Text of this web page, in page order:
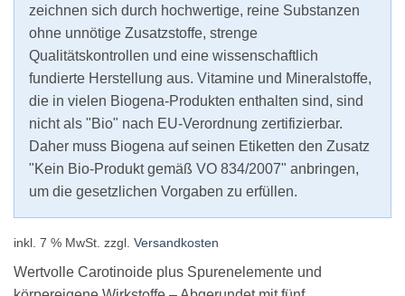
zeichnen sich durch hochwertige, reine Substanzen
ohne unnötige Zusatzstoffe, strenge
Qualitätskontrollen und eine wissenschaftlich
fundierte Herstellung aus. Vitamine und Mineralstoffe,
die in vielen Biogena-Produkten enthalten sind, sind
nicht als "Bio" nach EU-Verordnung zertifizierbar.
Daher muss Biogena auf seinen Etiketten den Zusatz
"Kein Bio-Produkt gemäß VO 834/2007" anbringen,
um die gesetzlichen Vorgaben zu erfüllen.
inkl. 7 % MwSt. zzgl. Versandkosten
Wertvolle Carotinoide plus Spurenelemente und